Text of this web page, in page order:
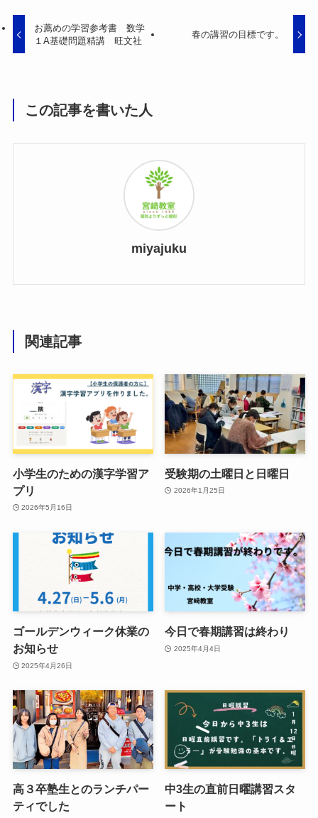
お薦めの学習参考書 数学
１A基礎問題精講 旺文社
春の講習の目標です。
この記事を書いた人
miyajuku
関連記事
小学生のための漢字学習ア
プリ
2026年5月16日
受験期の土曜日と日曜日
2026年1月25日
ゴールデンウィーク休業の
お知らせ
2025年4月26日
今日で春期講習は終わり
2025年4月4日
高３卒塾生とのランチパー
ティでした
中3生の直前日曜講習スタ
ート